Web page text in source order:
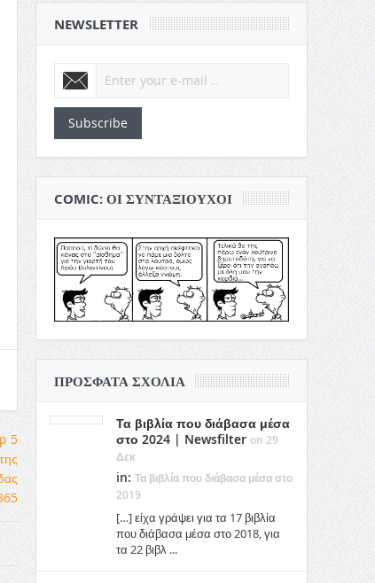
NEWSLETTER
Subscribe
COMIC: ΟΙ ΣΥΝΤΑΞΙΟΎΧΟΙ
ΠΡΌΣΦΑΤΑ ΣΧΌΛΙΑ
Τα βιβλία που διάβασα μέσα
στο 2024 | Newsfilter on 29
Δεκ
in: Τα βιβλία που διάβασα μέσα στο
2019
[…] είχα γράψει για τα 17 βιβλία
που διάβασα μέσα στο 2018, για
τα 22 βιβλ ...